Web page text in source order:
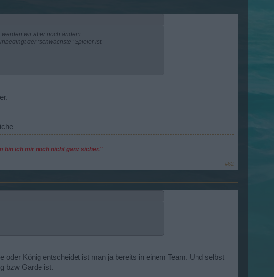
wir aber noch ändern.
der "schwächste" Spieler ist.
bin ich mir noch nicht ganz sicher."
#62
König entscheidet ist man ja bereits in einem Team. Und selbst
bzw Garde ist.